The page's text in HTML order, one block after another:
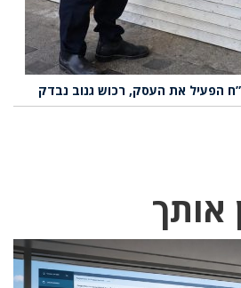
הפעיל את העסק, רכוש גנוב נבדק
אותך